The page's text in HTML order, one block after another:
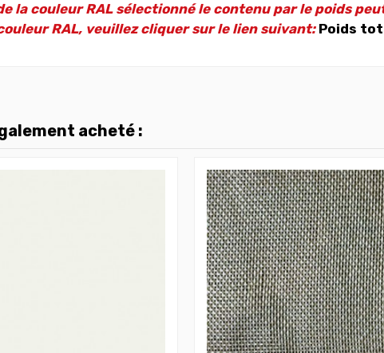
la couleur RAL sélectionné le contenu par le poids
RAL, veuillez cliquer sur le lien suivant: Poids
acheté :